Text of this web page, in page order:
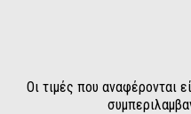
Οι τιμές που αναφέρονται